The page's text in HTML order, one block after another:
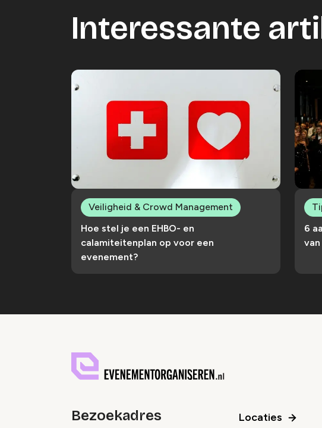
Interessante
Hoe stel je een EHBO- en
calamiteitenplan op voor een
evenement?
Veiligheid & Crowd Management
6
Bezoekadres Locaties